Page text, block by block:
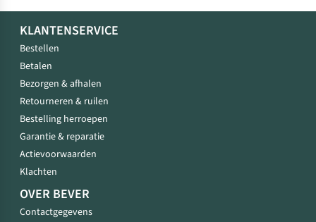
KLANTENSERVICE
Bestellen
Betalen
Bezorgen & afhalen
Retourneren & ruilen
Bestelling herroepen
Garantie & reparatie
Actievoorwaarden
Klachten
OVER BEVER
Contactgegevens